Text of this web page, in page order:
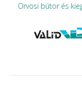
Orvosi bútor és